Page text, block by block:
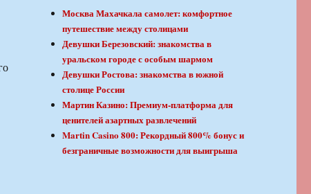
Москва Махачкала самолет: комфортное
путешествие между столицами
Девушки Березовский: знакомства в
уральском городе с особым шармом
Девушки Ростова: знакомства в южной
столице России
Мартин Казино: Премиум-платформа для
ценителей азартных развлечений
Martin Casino 800: Рекордный 800% бонус и
безграничные возможности для выигрыша